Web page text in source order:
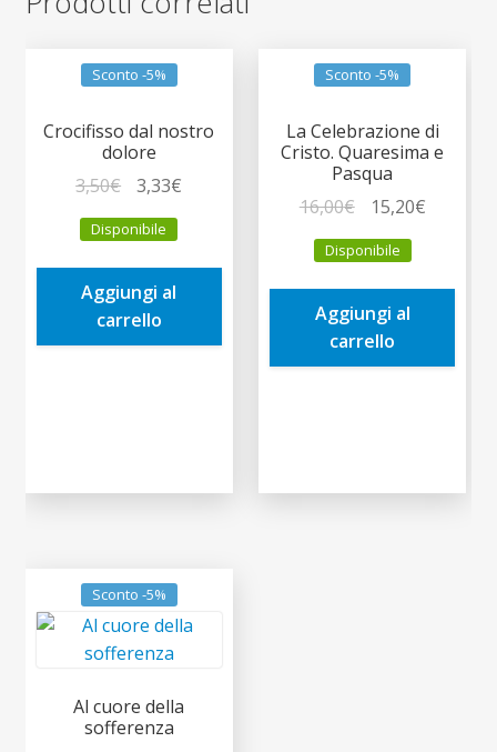
Sconto -5%
Crocifisso dal nostro
dolore
3,50€
prezzo
originale
era:
3,50€.
3,33€
è:
Disponibile
Aggiungi al
carrello
Sconto -5%
La Celebrazione di
Cristo. Quaresima e
Pasqua
16,00€
prezzo
originale
era:
16,00€.
15,20€Il
è:
Disponibile
Aggiungi al
carrello
Sconto -5%
Al cuore della
sofferenza